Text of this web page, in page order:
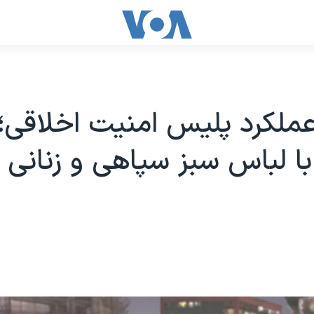
پلیس امنیت
لباس سبز سپاهی و زنانی